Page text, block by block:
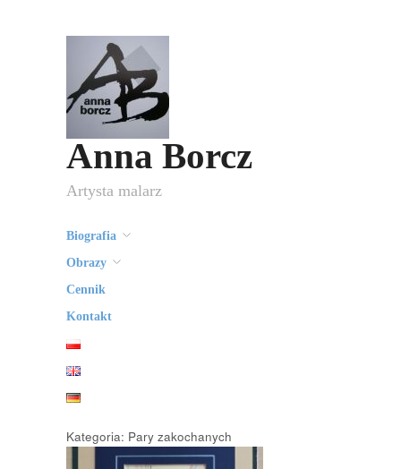
Anna Borcz
Artysta malarz
Biografia
Obrazy
Cennik
Kontakt
Kategoria: Pary zakochanych